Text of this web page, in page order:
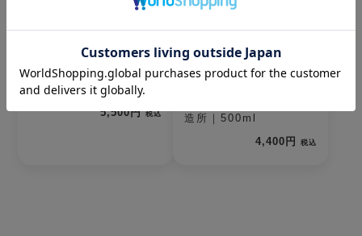
ポーランドミード・ミ
ニボトル3本セット
5,500円税込
The MEAD 北海道
造所｜500ml
4,400円
税込